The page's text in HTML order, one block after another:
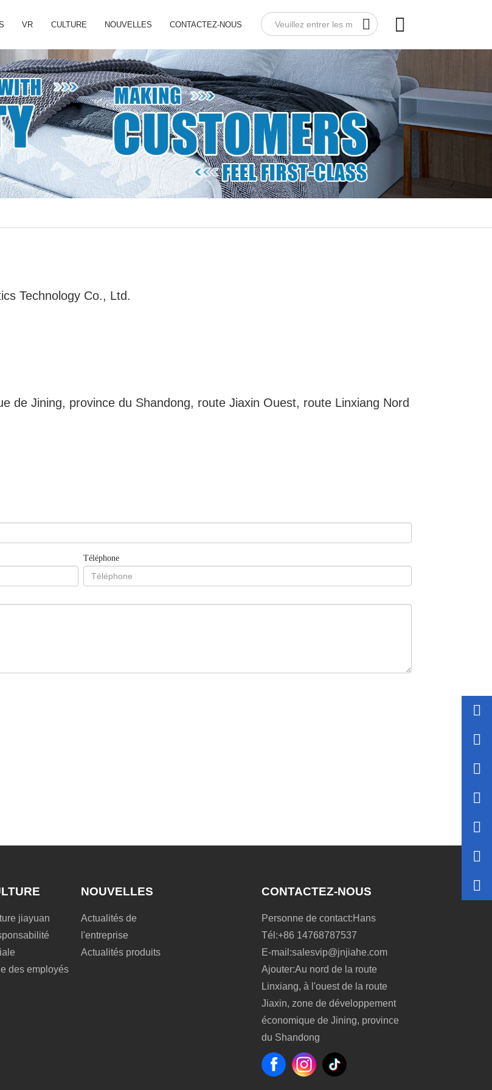
VR CULTURE NOUVELLES CONTACTEZ-NOUS
Technology Co., Ltd.
de Jining, province du Shandong, route Jiaxin Ouest, route Linxiang Nord
Téléphone
jiayuan
des employés
NOUVELLES
Actualités de
l'entreprise
Actualités produits
CONTACTEZ-NOUS
Personne de contact:Hans
Tél:+86 14768787537
E-mail:salesvip@jnjiahe.com
Ajouter:Au nord de la route
Linxiang, à l'ouest de la route
Jiaxin, zone de développement
économique de Jining, province
du Shandong